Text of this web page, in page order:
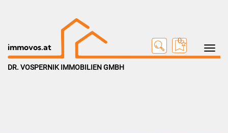
Toggle
immovos.at
0
DR. VOSPERNIK IMMOBILIEN GMBH